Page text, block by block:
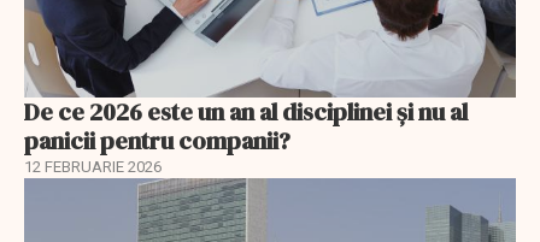
De ce 2026 este un an al disciplinei și nu al
panicii pentru companii?
12 FEBRUARIE 2026